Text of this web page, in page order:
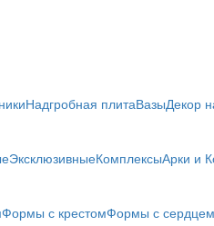
Надгробная плитаВазыДекор
ЭксклюзивныеКомплексыАрки и
Формы с крестомФормы с сердцем